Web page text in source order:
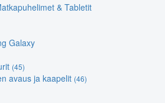
& Tabletit
Galaxy
(45)
avaus ja kaapelit (46)